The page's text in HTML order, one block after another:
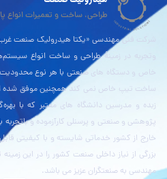
طراحی، ساخت و تعمیرات انواع
شرکت فنی مهندسی «یکتا هیدرولیک صنعت
وتجربه در زمینۀ طراحی و ساخت انواع
خاص و دستگاه های صنعتی با هر نوع محدودیت
ساخت تیپ خاص نمی کند همچنین موفق شده
زبده و مدرسین دانشگاه های معتبر که با
پژوهشی و صنعتی و پرسنلی کارآزموده و
خارج از کشور خدماتی شایسته و با کیفیتی
بزرگی از نیاز داخلی صنعت کشور را در این
مهندسی به صنعتگران عزیز می باشد.